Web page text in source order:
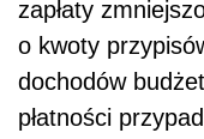
zapłaty
o kwoty
dochodów
płatności